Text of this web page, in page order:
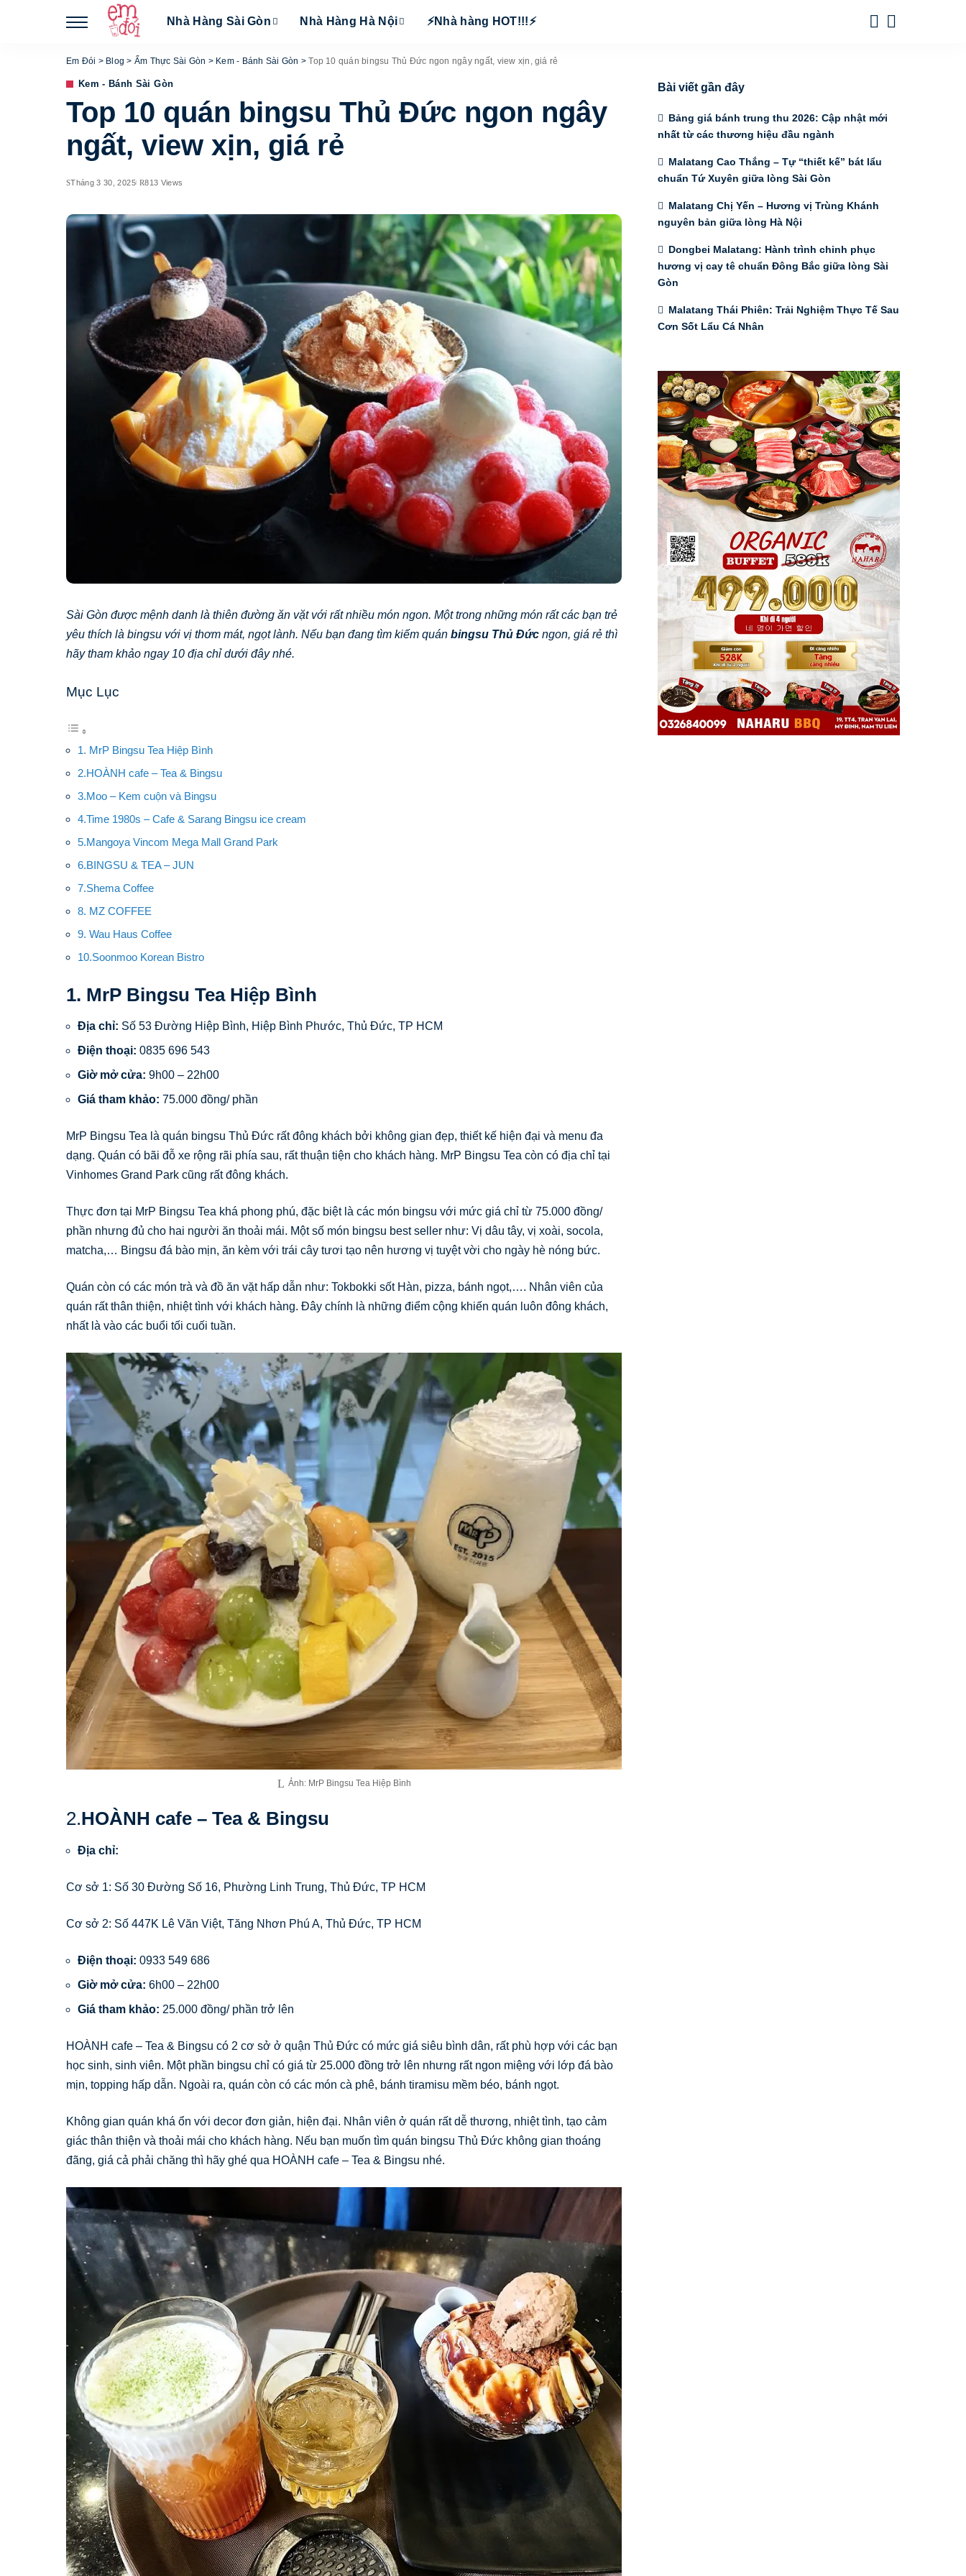
Nhà Hàng Sài Gòn Nhà Hàng Hà Nội ⚡Nhà hàng HOT!!!⚡
Em Đói > Blog > Ẩm Thực Sài Gòn > Kem - Bánh Sài Gòn >Top 10 quán bingsu Thủ Đức ngon ngây ngất, view xịn, giá rẻ
Kem - Bánh Sài Gòn
Top 10 quán bingsu Thủ Đức ngon ngây
ngất, view xịn, giá rẻ
Tháng 3 30, 2025 813 Views
Sài Gòn được mệnh danh là thiên đường ăn vặt với rất nhiều món ngon. Một trong những món rất các bạn trẻ
yêu thích là bingsu với vị thơm mát, ngọt lành. Nếu bạn đang tìm kiếm quán bingsu Thủ Đức ngon, giá rẻ thì
hãy tham khảo ngay 10 địa chỉ dưới đây nhé.
Mục Lục
1. MrP Bingsu Tea Hiệp Bình
2.HOÀNH cafe – Tea & Bingsu
3.Moo – Kem cuộn và Bingsu
4.Time 1980s – Cafe & Sarang Bingsu ice cream
5.Mangoya Vincom Mega Mall Grand Park
6.BINGSU & TEA – JUN
7.Shema Coffee
8. MZ COFFEE
9. Wau Haus Coffee
10.Soonmoo Korean Bistro
1. MrP Bingsu Tea Hiệp Bình
Địa chỉ: Số 53 Đường Hiệp Bình, Hiệp Bình Phước, Thủ Đức, TP HCM
Điện thoại: 0835 696 543
Giờ mở cửa: 9h00 – 22h00
Giá tham khảo: 75.000 đồng/ phần
MrP Bingsu Tea là quán bingsu Thủ Đức rất đông khách bởi không gian đẹp, thiết kế hiện đại và menu đa
dạng. Quán có bãi đỗ xe rộng rãi phía sau, rất thuận tiện cho khách hàng. MrP Bingsu Tea còn có địa chỉ tại
Vinhomes Grand Park cũng rất đông khách.
Thực đơn tại MrP Bingsu Tea khá phong phú, đặc biệt là các món bingsu với mức giá chỉ từ 75.000 đồng/
phần nhưng đủ cho hai người ăn thoải mái. Một số món bingsu best seller như: Vị dâu tây, vị xoài, socola,
matcha,… Bingsu đá bào mịn, ăn kèm với trái cây tươi tạo nên hương vị tuyệt vời cho ngày hè nóng bức.
Quán còn có các món trà và đồ ăn vặt hấp dẫn như: Tokbokki sốt Hàn, pizza, bánh ngọt,…. Nhân viên của
quán rất thân thiện, nhiệt tình với khách hàng. Đây chính là những điểm cộng khiến quán luôn đông khách,
nhất là vào các buổi tối cuối tuần.
Ảnh: MrP Bingsu Tea Hiệp Bình
2.HOÀNH cafe – Tea & Bingsu
Địa chỉ:
Cơ sở 1: Số 30 Đường Số 16, Phường Linh Trung, Thủ Đức, TP HCM
Cơ sở 2: Số 447K Lê Văn Việt, Tăng Nhơn Phú A, Thủ Đức, TP HCM
Điện thoại: 0933 549 686
Giờ mở cửa: 6h00 – 22h00
Giá tham khảo: 25.000 đồng/ phần trở lên
HOÀNH cafe – Tea & Bingsu có 2 cơ sở ở quận Thủ Đức có mức giá siêu bình dân, rất phù hợp với các bạn
học sinh, sinh viên. Một phần bingsu chỉ có giá từ 25.000 đồng trở lên nhưng rất ngon miệng với lớp đá bào
mịn, topping hấp dẫn. Ngoài ra, quán còn có các món cà phê, bánh tiramisu mềm béo, bánh ngọt.
Không gian quán khá ổn với decor đơn giản, hiện đại. Nhân viên ở quán rất dễ thương, nhiệt tình, tạo cảm
giác thân thiện và thoải mái cho khách hàng. Nếu bạn muốn tìm quán bingsu Thủ Đức không gian thoáng
đãng, giá cả phải chăng thì hãy ghé qua HOÀNH cafe – Tea & Bingsu nhé.
Bài viết gần đây
Bảng giá bánh trung thu 2026: Cập nhật mới
nhất từ các thương hiệu đầu ngành
Malatang Cao Thắng – Tự “thiết kế” bát lẩu
chuẩn Tứ Xuyên giữa lòng Sài Gòn
Malatang Chị Yến – Hương vị Trùng Khánh
nguyên bản giữa lòng Hà Nội
Dongbei Malatang: Hành trình chinh phục
hương vị cay tê chuẩn Đông Bắc giữa lòng Sài
Gòn
Malatang Thái Phiên: Trải Nghiệm Thực Tế Sau
Cơn Sốt Lẩu Cá Nhân